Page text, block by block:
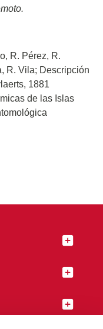
R. Pérez, R.
R. Vila; Descripción
1881
de las Islas